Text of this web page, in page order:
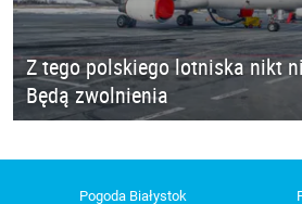
Z tego polskiego lotniska nikt
Będą zwolnienia
Pogoda Białystok